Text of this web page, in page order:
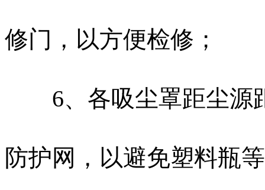
修门，以方便检修；
6、各吸尘罩距尘源
防护网，以避免塑料瓶